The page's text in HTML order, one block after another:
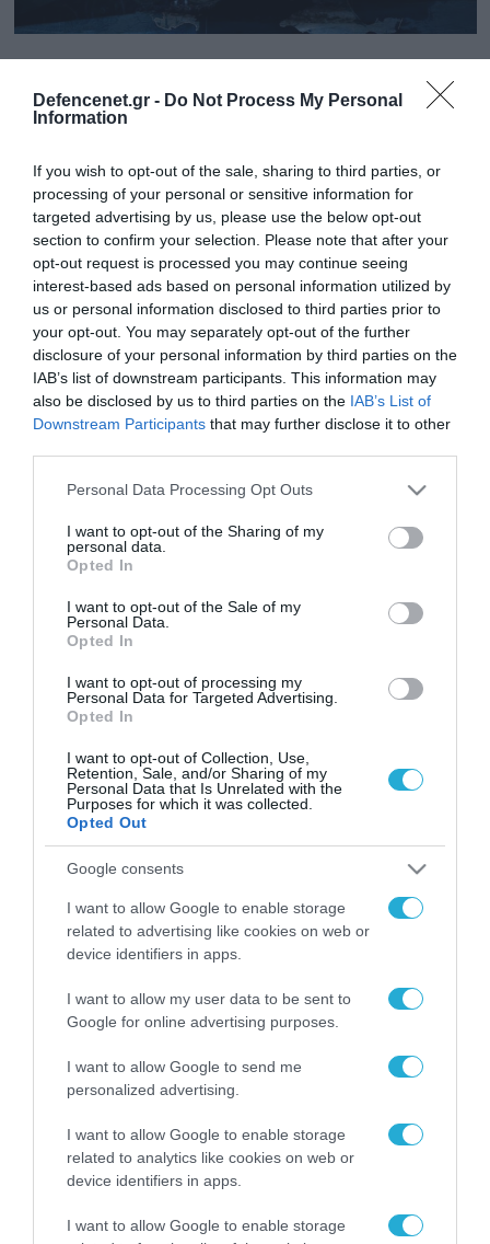
Defencenet.gr - Do Not Process My Personal
Information
If you wish to opt-out of the sale, sharing to third parties, or
processing of your personal or sensitive information for
targeted advertising by us, please use the below opt-out
section to confirm your selection. Please note that after your
opt-out request is processed you may continue seeing
interest-based ads based on personal information utilized by
us or personal information disclosed to third parties prior to
your opt-out. You may separately opt-out of the further
disclosure of your personal information by third parties on the
IAB’s list of downstream participants. This information may
also be disclosed by us to third parties on the IAB’s List of
Downstream Participants that may further disclose it to other
Please note that this website/app uses one or more Google
not limited to your visit or usage behaviour. You may click to
grant or deny consent to Google and its third-party tags to
use your data for below specified purposes in below Google
consent section.
Personal Data Processing Opt Outs
I want to opt-out of the Sharing of my
personal data.
Opted In
I want to opt-out of the Sale of my
Personal Data.
Opted In
I want to opt-out of processing my
Personal Data for Targeted Advertising.
Opted In
I want to opt-out of Collection, Use,
Retention, Sale, and/or Sharing of my
Personal Data that Is Unrelated with the
Purposes for which it was collected.
Opted Out
Google consents
I want to allow Google to enable storage
related to advertising like cookies on web or
device identifiers in apps.
I want to allow my user data to be sent to
Google for online advertising purposes.
I want to allow Google to send me
personalized advertising.
I want to allow Google to enable storage
related to analytics like cookies on web or
device identifiers in apps.
I want to allow Google to enable storage
Τα «ελληνικά» Marder έφτασαν τελικά στην
Ουκρανία! – Τι αναφέρουν πηγές του
Τα οχήματα που είχε υποσχεθεί το Βερολίνο στον ΕΣ
κατέληξαν στο Κίεβο
80 τροχοφόρα ΤΟΜΠ Stryker έφτασαν στην
Γερμανία από τις ΗΠΑ για να προωθηθούν
στην Ουκρανία
Συνεχής η αμερικανική στρατιωτική βοήθεια
FOCUS ON
06.08.2026 | 09:03